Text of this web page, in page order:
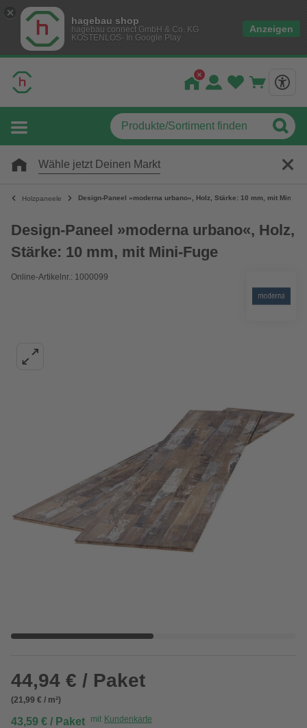
hagebau shop
hagebau connect GmbH & Co. KG
KOSTENLOS- In Google Play
Anzeigen
Wähle jetzt Deinen Markt
Holzpaneele Design-Paneel »moderna urbano«, Holz, Stärke: 10 mm, mit Mini-
Design-Paneel »moderna urbano«, Holz,
Stärke: 10 mm, mit Mini-Fuge
Online-Artikelnr.: 1000099
44,94 € / Paket
(21,99 € / m²)
43,59 € / Paket mit Kundenkarte